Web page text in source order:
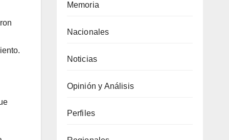
Memoria
Nacionales
Noticias
Opinión y Análisis
Perfiles